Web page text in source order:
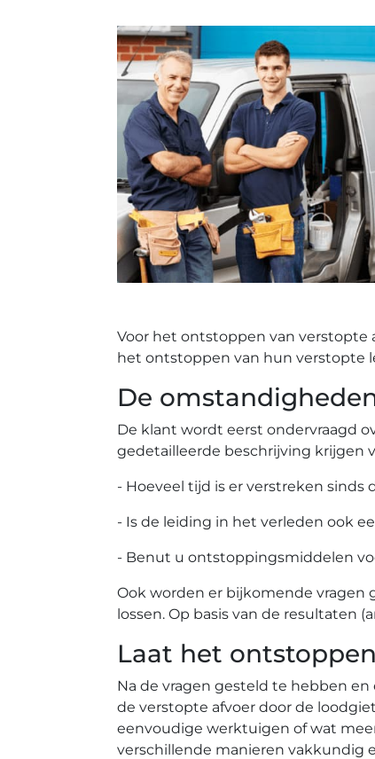
Voor het ontstoppen van verstopte
het ontstoppen van hun verstopte
De
De klant wordt eerst ondervraagd
gedetailleerde beschrijving krijgen
- Hoeveel tijd is er verstreken sinds
- Is de leiding in het verleden ook
- Benut u ontstoppingsmiddelen
Ook worden er bijkomende vragen
lossen. Op basis van de resultaten
Laat het
Na de vragen gesteld te hebben
de verstopte afvoer door de
eenvoudige werktuigen of wat
verschillende manieren vakkundig